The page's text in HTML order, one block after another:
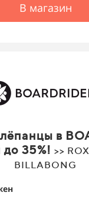
В магазин
в
до 35%! >>
BILLABONG